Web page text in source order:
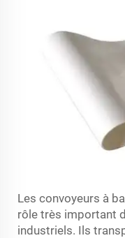
Les convoyeurs à
rôle très important
industriels. Ils